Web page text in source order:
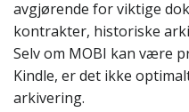
avgjørende for viktige
kontrakter, historiske
Selv om MOBI kan være
Kindle, er det ikke
arkivering.